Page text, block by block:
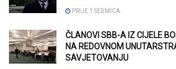
PRIJE 1 SEDMICA
ČLANOVI SBB-A IZ CIJELE
NA REDOVNOM
SAVJETOVANJU